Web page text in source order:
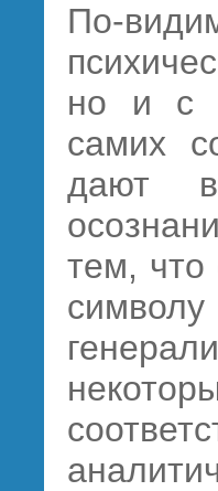
По-
но и с
самих
дают
тем, что